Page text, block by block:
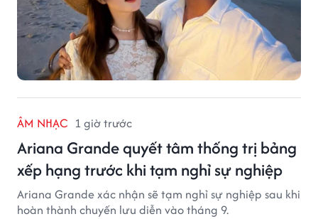
ÂM NHẠC 1 giờ trước
Ariana Grande quyết tâm thống trị bảng
xếp hạng trước khi tạm nghỉ sự nghiệp
Ariana Grande xác nhận sẽ tạm nghỉ sự nghiệp sau khi
hoàn thành chuyến lưu diễn vào tháng 9.